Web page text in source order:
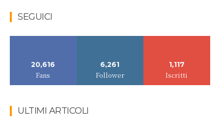
SEGUICI
20,616
Fans
6,261
Follower
1,117
Iscritti
ULTIMI ARTICOLI